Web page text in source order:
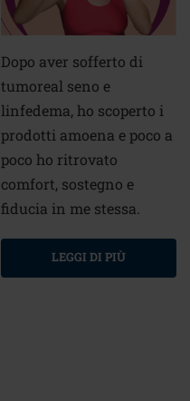
Dopo aver sofferto di
tumoreal seno e
linfedema, ho scoperto i
prodotti amoena e poco a
poco ho ritrovato
comfort, sostegno e
fiducia in me stessa.
LEGGI DI PIÙ